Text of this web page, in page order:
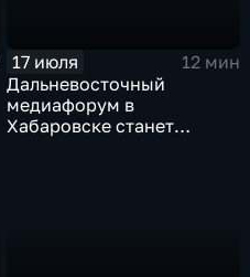
17 июля
12 мин
Дальневосточный
медиафорум в
Хабаровске станет